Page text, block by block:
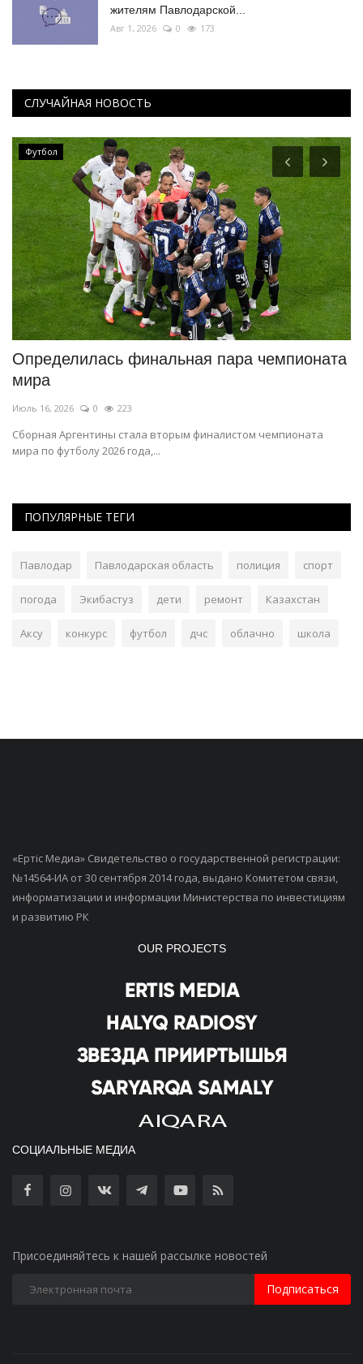
жителям Павлодарской...
Авг 1, 2026 0 173
СЛУЧАЙНАЯ НОВОСТЬ
Футбол
Определилась финальная пара чемпионата
мира
Июль 16, 2026 0 223
Сборная Аргентины стала вторым финалистом чемпионата
мира по футболу 2026 года,...
ПОПУЛЯРНЫЕ ТЕГИ
Павлодар Павлодарская область полиция спорт
погода Экибастуз дети ремонт Казахстан
Аксу конкурс футбол дчс облачно школа
«Ертiс Медиа» Свидетельство о государственной регистрации:
№14564-ИА от 30 сентября 2014 года, выдано Комитетом связи,
информатизации и информации Министерства по инвестициям
и развитию РК
OUR PROJECTS
СОЦИАЛЬНЫЕ МЕДИА
Присоединяйтесь к нашей рассылке новостей
Подписаться